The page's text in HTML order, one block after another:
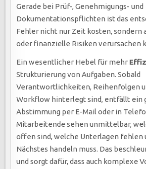
Gerade bei Prüf-, Genehmigungs- und
Dokumentationspflichten ist das
Fehler nicht nur Zeit kosten, sondern
oder finanzielle Risiken verursachen
Ein wesentlicher Hebel für mehr
Strukturierung von Aufgaben. Sobald
Verantwortlichkeiten, Reihenfolgen
Workflow hinterlegt sind, entfällt ein
Abstimmung per E-Mail oder in
Mitarbeitende sehen unmittelbar,
offen sind, welche Unterlagen fehlen
Nächstes handeln muss. Das
und sorgt dafür, dass auch komplexe